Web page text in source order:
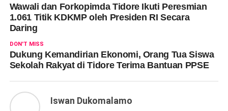
Wawali dan Forkopimda Tidore Ikuti Peresmian
1.061 Titik KDKMP oleh Presiden RI Secara
Daring
DON'T MISS
Dukung Kemandirian Ekonomi, Orang Tua Siswa
Sekolah Rakyat di Tidore Terima Bantuan PPSE
Iswan Dukomalamo